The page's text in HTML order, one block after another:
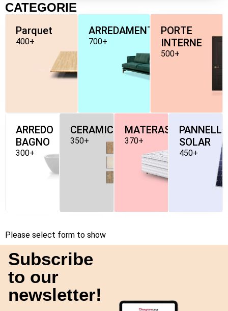
CATEGORIE
Parquet
400+
ARREDAMENTO
700+
PORTE
INTERNE
500+
ARREDO
BAGNO
300+
CERAMICHE
350+
MATERASSI
370+
PANNELLI-
SOLAR
450+
Please select form to show
Subscribe
to our
newsletter!